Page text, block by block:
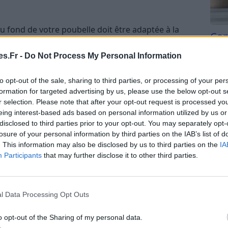
- Do Not Process My Personal Information
opt-out of the sale, sharing to third parties, or processing of your
for targeted advertising by us, please use the below opt-out
selection. Please note that after your opt-out request is processed
interest-based ads based on personal information utilized by us
to third parties prior to your opt-out. You may separately
of your personal information by third parties on the IAB’s list of
This information may also be disclosed by us to third parties on the
Participants that may further disclose it to other third parties.
Data Processing Opt Outs
opt-out of the Sharing of my personal data.
fond de votre poubelle doit être adaptée à la
généralement à
cette méthode fonctionne parfaitement pour
du bicarbonate technique car il est moins cher
pour votre poubelle
ne se limite pas seulement à la neutralisation des
également être un excellent allié pour le
de la saupoudrer de bicarbonate de soude,
Tri
du